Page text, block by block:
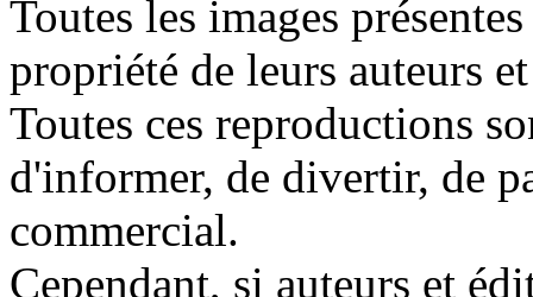
Toutes les images
propriété de leurs auteurs
Toutes ces reproductions
d'informer, de divertir, de
commercial.
Cependant, si auteurs et